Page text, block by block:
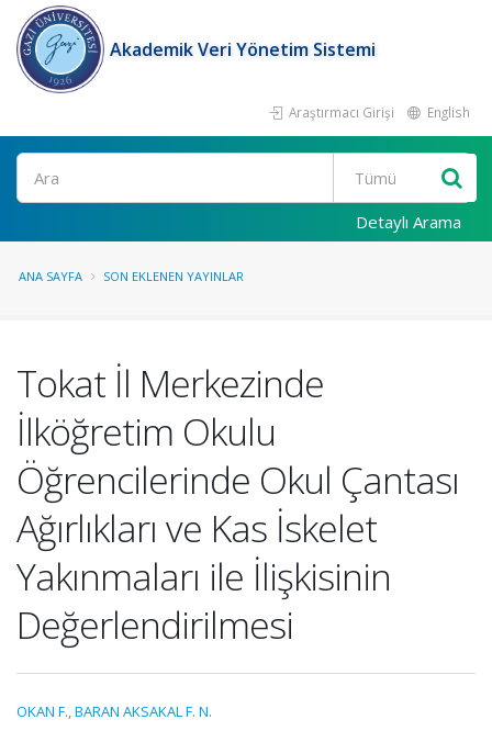
Akademik Veri Yönetim Sistemi
Araştırmacı Girişi English
Ara
Detaylı Arama
ANA SAYFA SON EKLENEN YAYINLAR
Tokat İl Merkezinde
İlköğretim Okulu
Öğrencilerinde Okul Çantası
Ağırlıkları ve Kas İskelet
Yakınmaları ile İlişkisinin
Değerlendirilmesi
OKAN F.,BARAN AKSAKAL F. N.